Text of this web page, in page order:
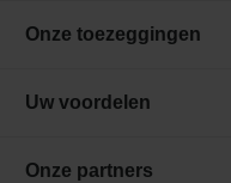
Onze toezeggingen
Uw voordelen
Onze partners